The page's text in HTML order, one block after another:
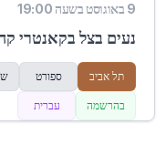
9 באוגוסט בשעה 19:00
נעים בצל בקאנטרי
תל אביב ספורט
בהרשמה עברית